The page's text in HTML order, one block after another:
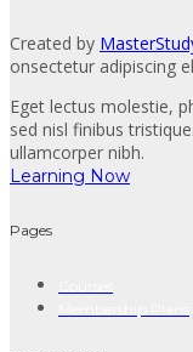
Created by
onsectetur adipiscing
Eget lectus molestie,
sed nisl finibus
ullamcorper nibh.
Learning Now
Pages